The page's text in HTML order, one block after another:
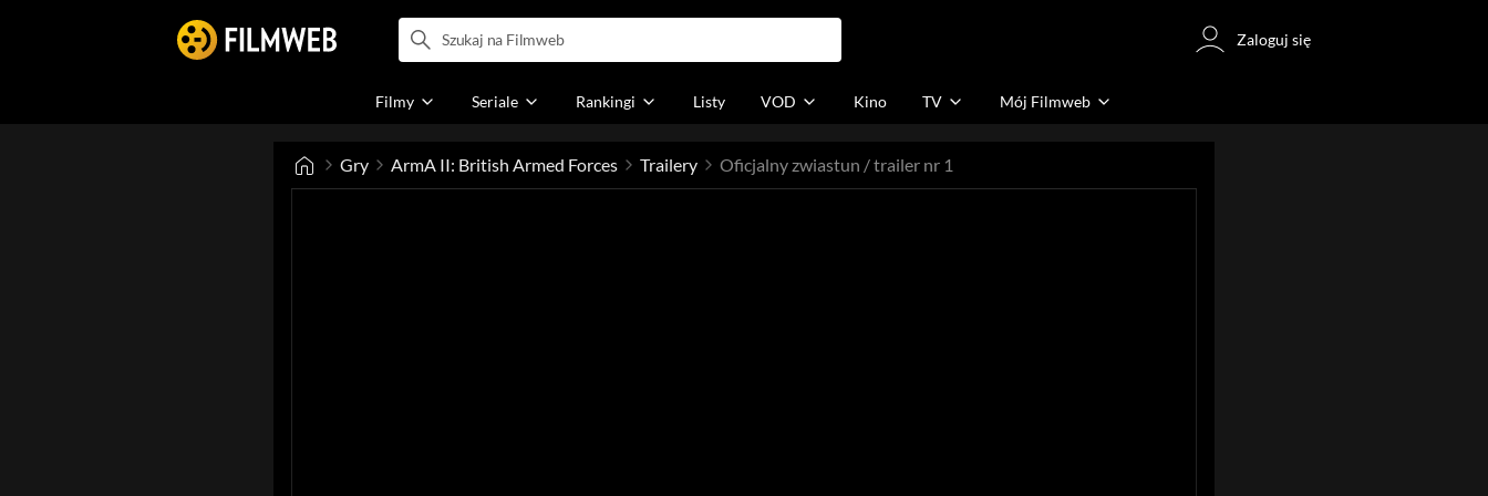
Zaloguj się
Filmy Seriale Rankingi Listy Mój Filmweb
VOD Kino TV
Gry ArmA II: British Armed Forces Trailery Oficjalny zwiastun / trailer nr 1